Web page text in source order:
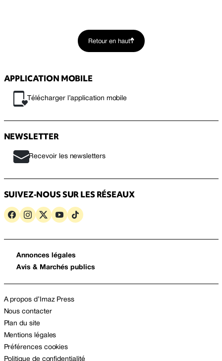
Retour en haut
APPLICATION MOBILE
Télécharger l’application mobile
NEWSLETTER
Recevoir les newsletters
SUIVEZ-NOUS SUR LES RÉSEAUX
Annonces légales
Avis & Marchés publics
A propos d’Imaz Press
Nous contacter
Plan du site
Mentions légales
Préférences cookies
Politique de confidentialité